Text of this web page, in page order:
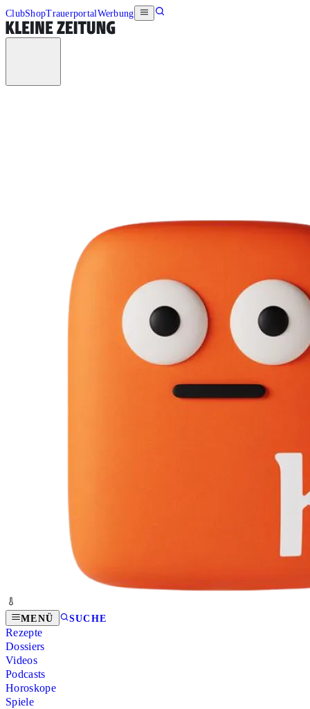
ClubShopTrauerportalWerbung
MENÜ SUCHE
Rezepte
Dossiers
Videos
Podcasts
Horoskope
Spiele